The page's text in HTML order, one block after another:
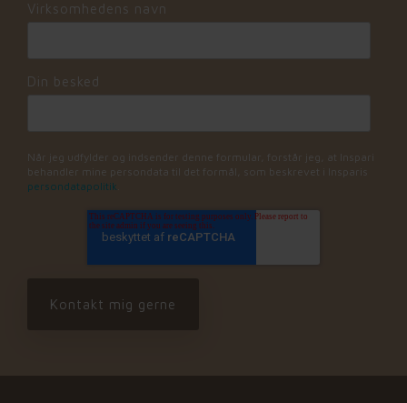
Virksomhedens navn
Din besked
Når jeg udfylder og indsender denne formular, forstår jeg, at Inspari
behandler mine persondata til det formål, som beskrevet i Insparis
persondatapolitik